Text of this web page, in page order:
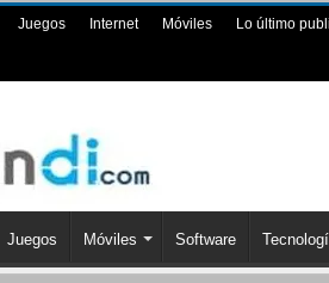
Juegos Internet Móviles Lo último
Juegos Móviles Software